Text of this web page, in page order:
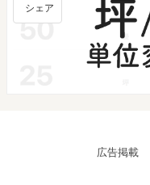
広告掲載
シェア